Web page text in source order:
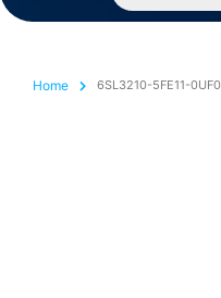
Home 6SL3210-5FE11-0UF0